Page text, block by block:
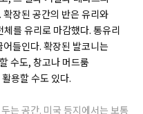
장된 공간의 반은 유리와
를 유리로 마감했다. 통유리
들인다. 확장된 발코니는
수도, 창고나 머드룸
용할 수도 있다.
는 공간. 미국 등지에서는 보통